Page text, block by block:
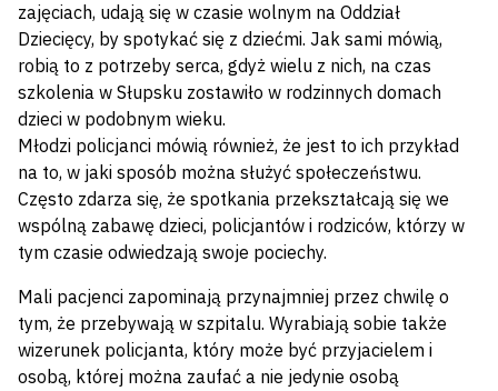
zajęciach, udają się w czasie wolnym na Oddział
Dziecięcy, by spotykać się z dziećmi. Jak sami mówią,
robią to z potrzeby serca, gdyż wielu z nich, na czas
szkolenia w Słupsku zostawiło w rodzinnych domach
dzieci w podobnym wieku.
Młodzi policjanci mówią również, że jest to ich przykład
na to, w jaki sposób można służyć społeczeństwu.
Często zdarza się, że spotkania przekształcają się we
wspólną zabawę dzieci, policjantów i rodziców, którzy w
tym czasie odwiedzają swoje pociechy.
Mali pacjenci zapominają przynajmniej przez chwilę o
tym, że przebywają w szpitalu. Wyrabiają sobie także
wizerunek policjanta, który może być przyjacielem i
osobą, której można zaufać a nie jedynie osobą